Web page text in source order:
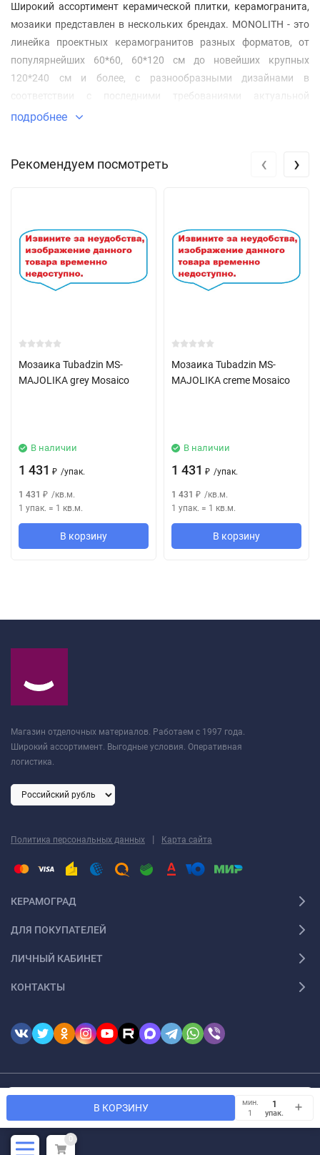
В КОРЗИНУ
мин.
1
упак.
Широкий ассортимент керамической плитки, керамогранита,
мозаики представлен в нескольких брендах. MONOLITH - это
линейка проектных керамогранитов разных форматов, от
популярнейших 60*60, 60*120 см до новейших крупных
120*240 см и более, с разнообразными дизайнами в
соответствии с последними требованиями актуальной
мировой архитектуры. DESIGNED BY MACIEJ ZIEN - бренд,
эксклюзивными авторскими дизайнами керамической плитки
красоту и разнообразие природного дерева, в белых, бежевых,
серых и коричневых оттенках, с текстурами наиболее
популярных пород древесины.
подробнее
Рекомендуем посмотреть
Мозаика Tubadzin MS-
MAJOLIKA grey Mosaico
В наличии
1 431 ₽ /упак.
1 431 ₽ /кв.м.
1 упак. = 1 кв.м.
В корзину
Мозаика Tubadzin MS-
MAJOLIKA creme Mosaico
В наличии
1 431 ₽ /упак.
1 431 ₽ /кв.м.
1 упак. = 1 кв.м.
В корзину
‹ ›
Магазин отделочных материалов. Работаем с 1997 года.
Широкий ассортимент. Выгодные условия. Оперативная
логистика.
Политика персональных данных | Карта сайта
КЕРАМОГРАД
ДЛЯ ПОКУПАТЕЛЕЙ
ЛИЧНЫЙ КАБИНЕТ
КОНТАКТЫ
© 2026 Keramograd. Все права защищены
0
Мы используем файлы cookie, чтобы сайт был лучше для
OK